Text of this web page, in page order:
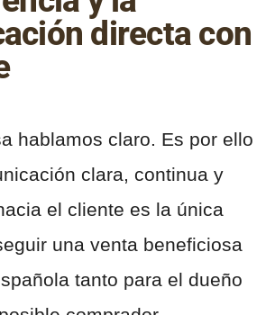
directa con
hablamos claro. Es por ello
clara, continua y
el cliente es la única
una venta beneficiosa
tanto para el dueño